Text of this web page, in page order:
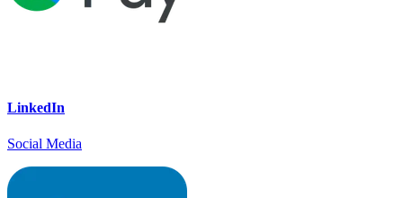
LinkedIn
Social Media